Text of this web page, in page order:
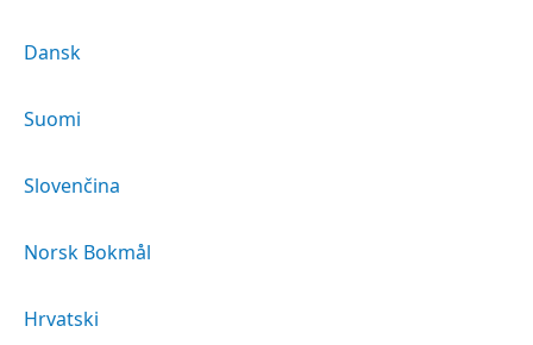
Dansk
Suomi
Slovenčina
Norsk Bokmål
Hrvatski